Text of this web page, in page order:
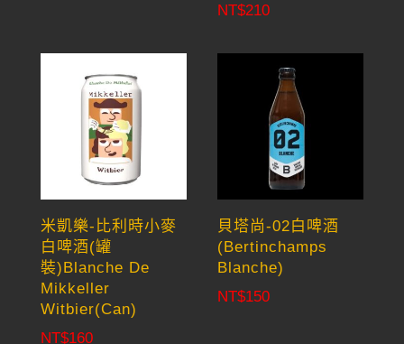
NT$210
米凱樂-比利時小麥
白啤酒(罐
裝)Blanche De
Mikkeller
Witbier(Can)
NT$160
貝塔尚-02白啤酒
(Bertinchamps
Blanche)
NT$150